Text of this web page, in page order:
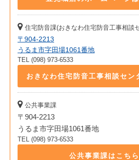
住宅防音課(おきなわ住宅防音工事相談
〒904-2213
うるま市字田場1061番地
TEL (098) 973-6533
おきなわ住宅防音工事相談セン
公共事業課
〒904-2213
うるま市字田場1061番地
TEL (098) 973-6533
公共事業課はこちら